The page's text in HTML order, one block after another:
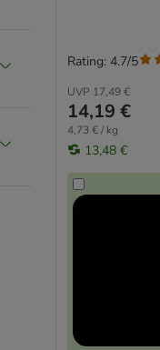
UVP 17,49 €
14,19 €
4,73 € / kg
13,48 €
Rating: 4.7/5